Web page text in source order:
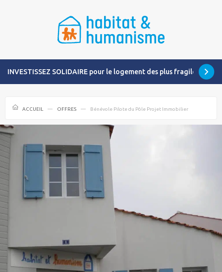
INVESTISSEZ SOLIDAIRE pour le logement des plus fragiles
ACCUEIL OFFRES Bénévole Pilote du Pôle Projet Immobilier